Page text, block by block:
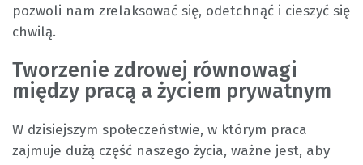
pozwoli nam zrelaksować się, odetchnąć i cieszyć się
chwilą.
Tworzenie zdrowej równowagi
między pracą a życiem prywatnym
W dzisiejszym społeczeństwie, w którym praca
zajmuje dużą część naszego życia, ważne jest, aby